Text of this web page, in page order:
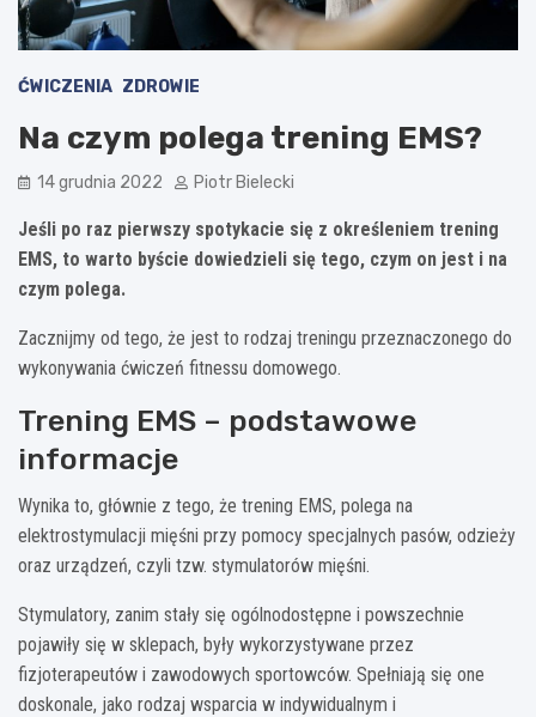
ĆWICZENIA ZDROWIE
Na czym polega trening EMS?
14 grudnia 2022 Piotr Bielecki
Jeśli po raz pierwszy spotykacie się z określeniem trening
EMS, to warto byście dowiedzieli się tego, czym on jest i na
czym polega.
Zacznijmy od tego, że jest to rodzaj treningu przeznaczonego do
wykonywania ćwiczeń fitnessu domowego.
Trening EMS – podstawowe
informacje
Wynika to, głównie z tego, że trening EMS, polega na
elektrostymulacji mięśni przy pomocy specjalnych pasów, odzieży
oraz urządzeń, czyli tzw. stymulatorów mięśni.
Stymulatory, zanim stały się ogólnodostępne i powszechnie
pojawiły się w sklepach, były wykorzystywane przez
fizjoterapeutów i zawodowych sportowców. Spełniają się one
doskonale, jako rodzaj wsparcia w indywidualnym i